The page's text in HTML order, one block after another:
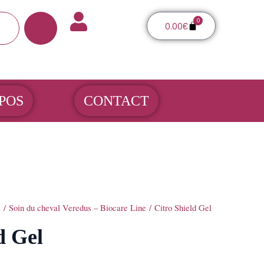
0.00€ 0
Panier
CONTACT
/Soin du cheval Veredus – Biocare Line / Citro Shield Gel
Gel